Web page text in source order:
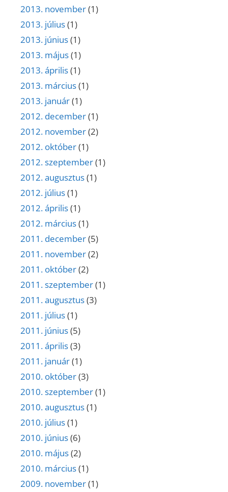
2013. november(1)
2013. július(1)
2013. június(1)
2013. május(1)
2013. április(1)
2013. március(1)
2013. január(1)
2012. december(1)
2012. november(2)
2012. október(1)
2012. szeptember(1)
2012. augusztus(1)
2012. július(1)
2012. április(1)
2012. március(1)
2011. december(5)
2011. november(2)
2011. október(2)
2011. szeptember(1)
2011. augusztus(3)
2011. július(1)
2011. június(5)
2011. április(3)
2011. január(1)
2010. október(3)
2010. szeptember(1)
2010. augusztus(1)
2010. július(1)
2010. június(6)
2010. május(2)
2010. március(1)
2009. november(1)